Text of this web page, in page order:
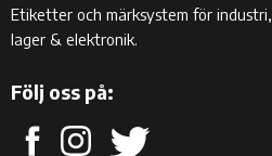
Etiketter och märksystem för industri,
lager & elektronik.
Följ oss på: